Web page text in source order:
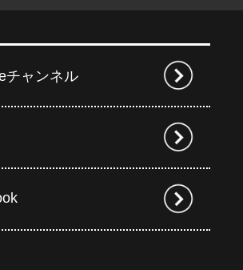
チャンネル